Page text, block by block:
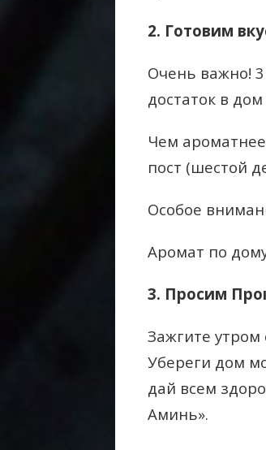
2. Готовим
Очень важно!
достаток в
Чем
пост (шестой
Особое
Аромат по
3. Просим
Зажгите утром
Убереги дом
дай всем
Аминь».